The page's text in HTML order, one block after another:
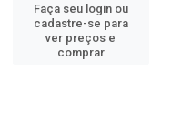
Faça seu login ou
cadastre-se para
ver preços e
comprar